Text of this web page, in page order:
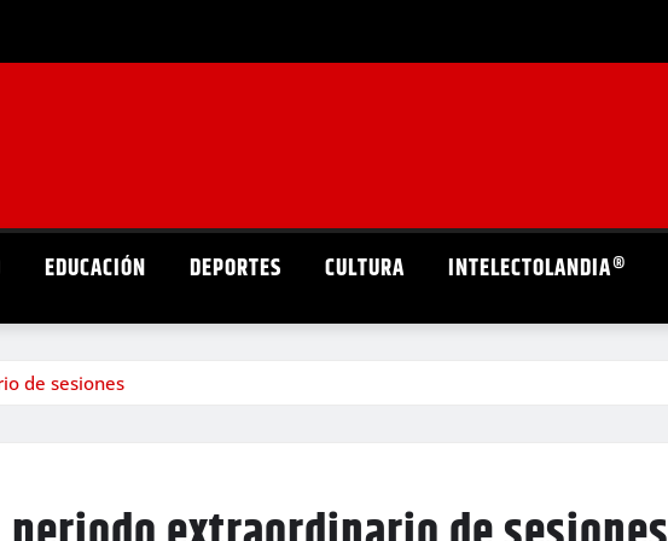
EDUCACIÓN DEPORTES CULTURA INTELECTOLANDIA®
de sesiones